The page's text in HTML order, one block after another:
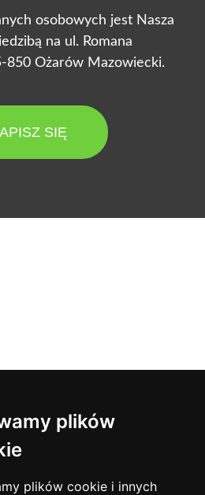
plików
plików cookie i innych
osobowych jest Nasza
na ul. Romana
850 Ożarów Mazowiecki.
SIĘ